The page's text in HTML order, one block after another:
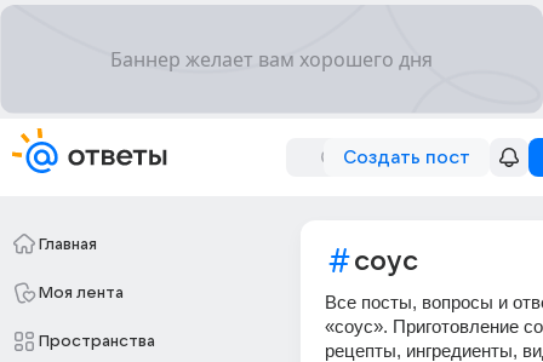
Создать пост
Главная
Моя лента
Пространства
соус
Все посты, вопросы и
«соус». Приготовление
рецепты, ингредиенты,